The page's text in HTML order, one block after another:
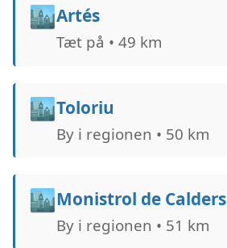
🏙️Artés
Tæt på • 49 km
🏙️Toloriu
By i regionen • 50 km
🏙️Monistrol de Calders
By i regionen • 51 km